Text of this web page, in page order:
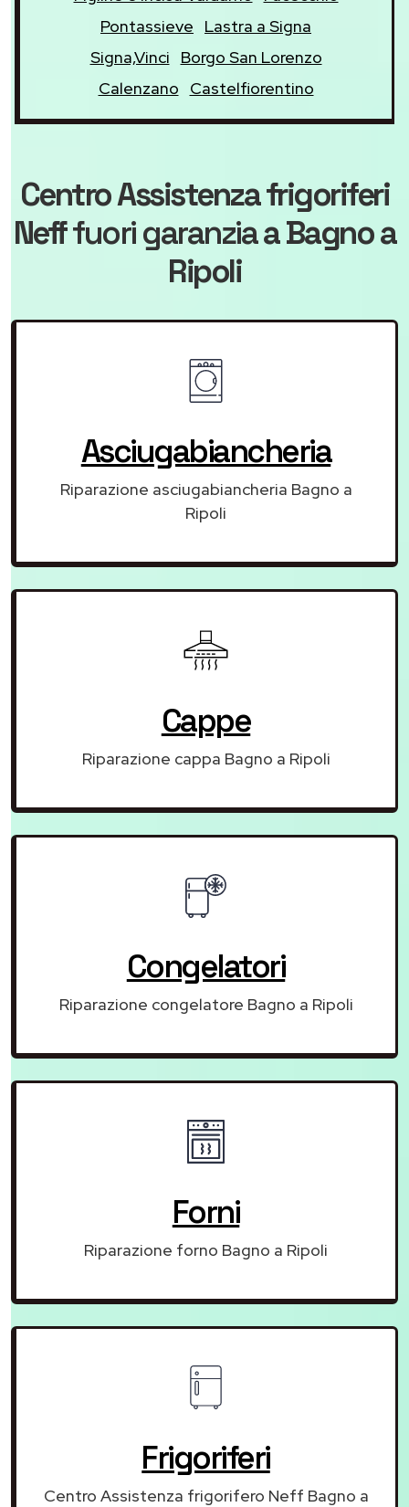
Pontassieve
Lastra a Signa
Signa,Vinci
Borgo San Lorenzo
Calenzano
Castelfiorentino
Centro Assistenza frigoriferi
Nefffuori garanziaa Bagno a
Ripoli
Asciugabiancheria
Riparazione asciugabiancheria Bagno a
Ripoli
Cappe
Riparazione cappa Bagno a Ripoli
Congelatori
Riparazione congelatore Bagno a Ripoli
Forni
Riparazione forno Bagno a Ripoli
Frigoriferi
Centro Assistenza frigorifero Neff Bagno a